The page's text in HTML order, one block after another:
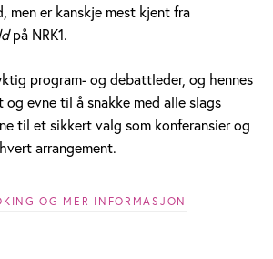
men er kanskje mest kjent fra
på NRK1.
program- og debattleder, og hennes
og evne til å snakke med alle slags
til et sikkert valg som konferansier og
arrangement.
OG MER INFORMASJON